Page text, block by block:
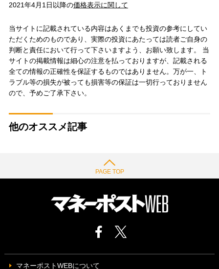
2021年4月1日以降の価格表示に関して
当サイトに記載されている内容はあくまでも投資の参考にしてい
ただくためのものであり、実際の投資にあたっては読者ご自身の
判断と責任において行って下さいますよう、お願い致します。 当
サイトの掲載情報は細心の注意を払っておりますが、記載される
全ての情報の正確性を保証するものではありません。万が一、ト
ラブル等の損失が被っても損害等の保証は一切行っておりません
ので、予めご了承下さい。
他のオススメ記事
PAGE TOP
マネーポストWEBについて